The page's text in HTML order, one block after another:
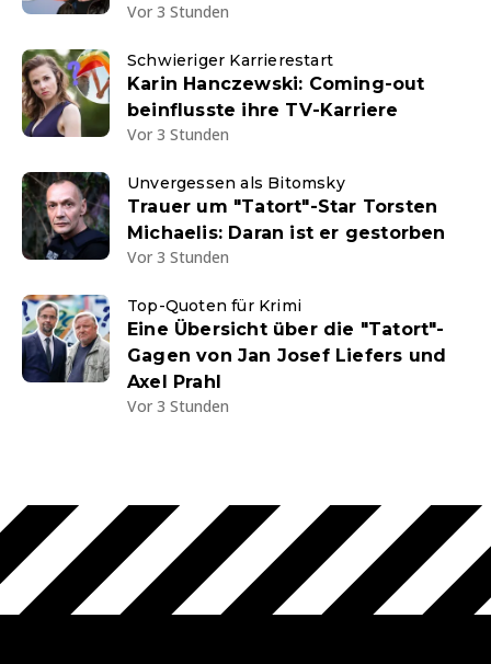
Vor 3 Stunden
Schwieriger Karrierestart
Karin Hanczewski: Coming-out
beinflusste ihre TV-Karriere
Vor 3 Stunden
Unvergessen als Bitomsky
Trauer um "Tatort"-Star Torsten
Michaelis: Daran ist er gestorben
Vor 3 Stunden
Top-Quoten für Krimi
Eine Übersicht über die "Tatort"-
Gagen von Jan Josef Liefers und
Axel Prahl
Vor 3 Stunden